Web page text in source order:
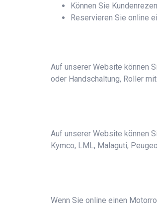
Können Sie
Reservieren Sie online
Auf unserer Website können
oder Handschaltung, Roller
Auf unserer Website können
Kymco, LML, Malaguti,
Wenn Sie online einen